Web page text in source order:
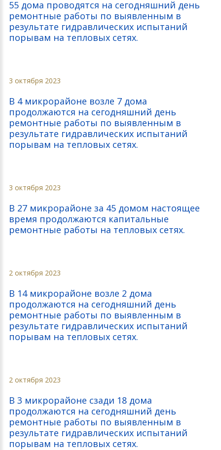
55 дома проводятся на сегодняшний день
ремонтные работы по выявленным в
результате гидравлических испытаний
порывам на тепловых сетях.
3 октября 2023
В 4 микрорайоне возле 7 дома
продолжаются на сегодняшний день
ремонтные работы по выявленным в
результате гидравлических испытаний
порывам на тепловых сетях.
3 октября 2023
В 27 микрорайоне за 45 домом настоящее
время продолжаются капитальные
ремонтные работы на тепловых сетях.
2 октября 2023
В 14 микрорайоне возле 2 дома
продолжаются на сегодняшний день
ремонтные работы по выявленным в
результате гидравлических испытаний
порывам на тепловых сетях.
2 октября 2023
В 3 микрорайоне сзади 18 дома
продолжаются на сегодняшний день
ремонтные работы по выявленным в
результате гидравлических испытаний
порывам на тепловых сетях.